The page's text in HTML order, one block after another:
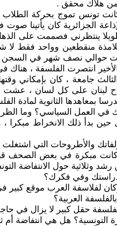
من هلاك محقق .
كانت تونس تموج بحركة
الجزائرية كان يأتينا
ينتظرني فصممت على
تلامذة منقطعين وواحد
نصف شهر في السجن
انتصرت الفلسفة ، هناك
جامعة ، كان بإمكاني
لبنان على كل لسان ، عشت
بمعاهدها الثانوية لمادة
في العمل السياسي؟ وما
بدأ ذلك الانخراط مبكرا ،
والأطروحات التي اشتغلت
كانت مبكرة في بعض الصحف
رشد وثلاثية حول الانتفاضة
وفي فكرك؟
لفلاسفة العرب موقع
العربية؟
حقل كبير لا يزال في
التونسية؟ هل هي انتفاضة أم